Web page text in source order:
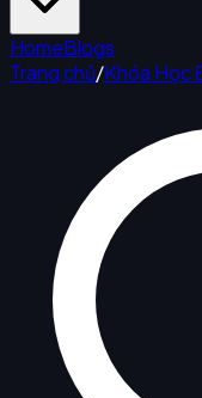
HomeBlogs
Trang chủ/Khóa Học